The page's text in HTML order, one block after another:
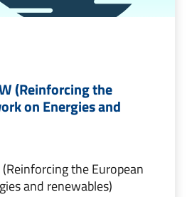
(Reinforcing the
on Energies and
the European
and renewables)